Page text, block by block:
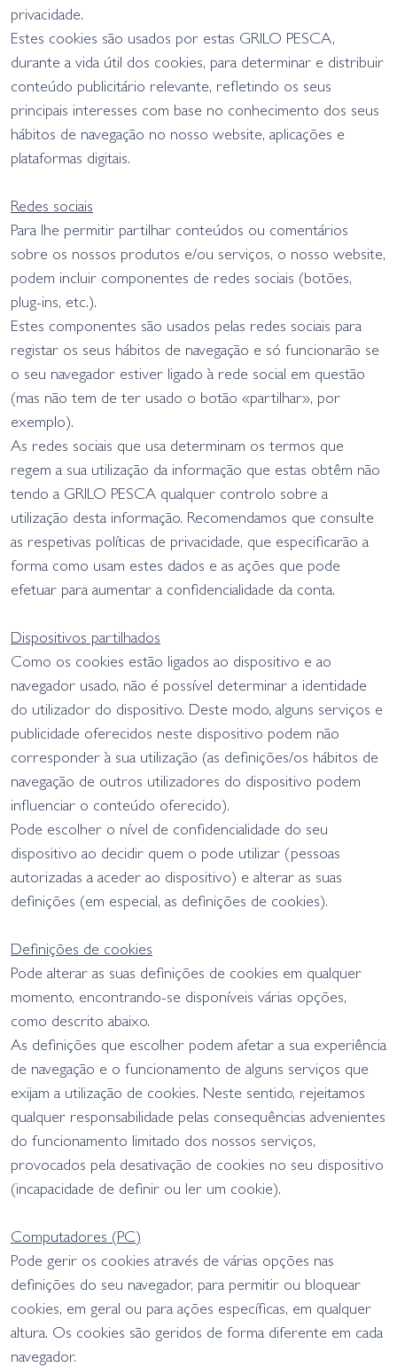
privacidade.
Estes cookies são usados por estas GRILO PESCA,
durante a vida útil dos cookies, para determinar e distribuir
conteúdo publicitário relevante, refletindo os seus
principais interesses com base no conhecimento dos seus
hábitos de navegação no nosso website, aplicações e
plataformas digitais.
Redes sociais
Para lhe permitir partilhar conteúdos ou comentários
sobre os nossos produtos e/ou serviços, o nosso website,
podem incluir componentes de redes sociais (botões,
plug-ins, etc.).
Estes componentes são usados pelas redes sociais para
registar os seus hábitos de navegação e só funcionarão se
o seu navegador estiver ligado à rede social em questão
(mas não tem de ter usado o botão «partilhar», por
exemplo).
As redes sociais que usa determinam os termos que
regem a sua utilização da informação que estas obtêm não
tendo a GRILO PESCA qualquer controlo sobre a
utilização desta informação. Recomendamos que consulte
as respetivas políticas de privacidade, que especificarão a
forma como usam estes dados e as ações que pode
efetuar para aumentar a confidencialidade da conta.
Dispositivos partilhados
Como os cookies estão ligados ao dispositivo e ao
navegador usado, não é possível determinar a identidade
do utilizador do dispositivo. Deste modo, alguns serviços e
publicidade oferecidos neste dispositivo podem não
corresponder à sua utilização (as definições/os hábitos de
navegação de outros utilizadores do dispositivo podem
influenciar o conteúdo oferecido).
Pode escolher o nível de confidencialidade do seu
dispositivo ao decidir quem o pode utilizar (pessoas
autorizadas a aceder ao dispositivo) e alterar as suas
definições (em especial, as definições de cookies).
Definições de cookies
Pode alterar as suas definições de cookies em qualquer
momento, encontrando-se disponíveis várias opções,
como descrito abaixo.
As definições que escolher podem afetar a sua experiência
de navegação e o funcionamento de alguns serviços que
exijam a utilização de cookies. Neste sentido, rejeitamos
qualquer responsabilidade pelas consequências advenientes
do funcionamento limitado dos nossos serviços,
provocados pela desativação de cookies no seu dispositivo
(incapacidade de definir ou ler um cookie).
Computadores (PC)
Pode gerir os cookies através de várias opções nas
definições do seu navegador, para permitir ou bloquear
cookies, em geral ou para ações específicas, em qualquer
altura. Os cookies são geridos de forma diferente em cada
navegador.